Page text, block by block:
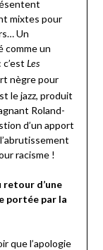
mixtes pour
Un
comme un
Les
nègre pour
le jazz, produit
Roland-
d’un apport
racisme !
retour d’une
portée par la
que l’apologie